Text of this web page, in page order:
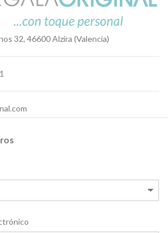
32, 46600 Alzira (Valencia)